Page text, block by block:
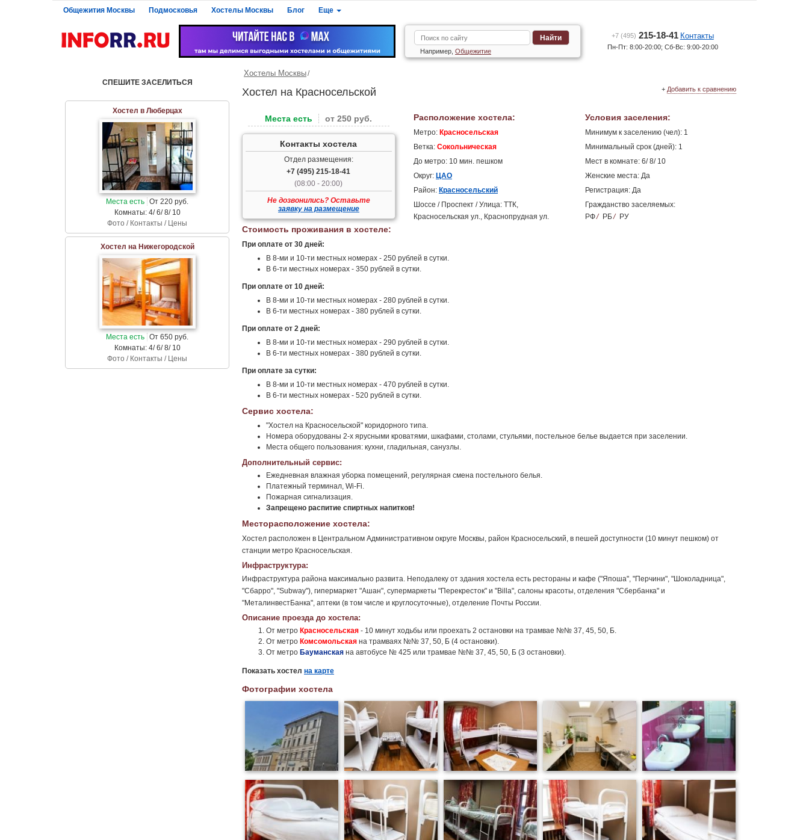
Общежития Москвы Подмосковья Хостелы Москвы Блог Еще
Найти
Например, Общежитие
+7 (495) 215-18-41 Контакты
Пн-Пт: 8:00-20:00; Сб-Вс: 9:00-20:00
СПЕШИТЕ ЗАСЕЛИТЬСЯ
Хостел в Люберцах
Места есть От 220 руб.
Комнаты: 4/ 6/ 8/ 10
Фото / Контакты / Цены
Хостел на Нижегородской
Места есть От 650 руб.
Комнаты: 4/ 6/ 8/ 10
Фото / Контакты / Цены
Хостелы Москвы
Хостел на Красносельской + Добавить к сравнению
Места есть от 250 руб.
Контакты хостела
Отдел размещения:
+7 (495) 215-18-41
(08:00 - 20:00)
Не дозвонились? Оставьте
заявку на размещение
Расположение хостела:
Метро: Красносельская
Ветка: Сокольническая
До метро: 10 мин. пешком
Округ: ЦАО
Район: Красносельский
Шоссе / Проспект / Улица: ТТК,
Красносельская ул., Краснопрудная ул.
Условия заселения:
Минимум к заселению (чел): 1
Минимальный срок (дней): 1
Мест в комнате: 6/ 8/ 10
Женские места: Да
Регистрация: Да
Гражданство заселяемых:
РФ/ РБ/ РУ
Стоимость проживания в хостеле:
При оплате от 30 дней:
В 8-ми и 10-ти местных номерах - 250 рублей в сутки.
В 6-ти местных номерах - 350 рублей в сутки.
При оплате от 10 дней:
В 8-ми и 10-ти местных номерах - 280 рублей в сутки.
В 6-ти местных номерах - 380 рублей в сутки.
При оплате от 2 дней:
В 8-ми и 10-ти местных номерах - 290 рублей в сутки.
В 6-ти местных номерах - 380 рублей в сутки.
При оплате за сутки:
В 8-ми и 10-ти местных номерах - 470 рублей в сутки.
В 6-ти местных номерах - 520 рублей в сутки.
Сервис хостела:
"Хостел на Красносельской" коридорного типа.
Номера оборудованы 2-х ярусными кроватями, шкафами, столами, стульями, постельное белье выдается при заселении.
Места общего пользования: кухни, гладильная, санузлы.
Дополнительный сервис:
Ежедневная влажная уборка помещений, регулярная смена постельного белья.
Платежный терминал, Wi-Fi.
Пожарная сигнализация.
Запрещено распитие спиртных напитков!
Месторасположение хостела:
Хостел расположен в Центральном Административном округе Москвы, район Красносельский, в пешей доступности (10 минут пешком) от
станции метро Красносельская.
Инфраструктура:
Инфраструктура района максимально развита. Неподалеку от здания хостела есть рестораны и кафе ("Япоша", "Перчини", "Шоколадница",
"Сбарро", "Subway"), гипермаркет "Ашан", супермаркеты "Перекресток" и "Billa", салоны красоты, отделения "Сбербанка" и
"МеталинвестБанка", аптеки (в том числе и круглосуточные), отделение Почты России.
Описание проезда до хостела:
От метро Красносельская - 10 минут ходьбы или проехать 2 остановки на трамвае №№ 37, 45, 50, Б.
От метро Комсомольская на трамваях №№ 37, 50, Б (4 остановки).
От метро Бауманская на автобусе № 425 или трамвае №№ 37, 45, 50, Б (3 остановки).
Показать хостел на карте
Фотографии хостела